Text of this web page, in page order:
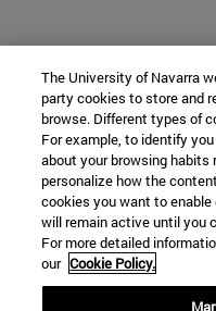
The University of Navarra
party cookies to store and
browse. Different types of
For example, to identify
about your browsing habits
personalize how the
cookies you want to
will remain active until you
For more detailed
our Cookie Policy.